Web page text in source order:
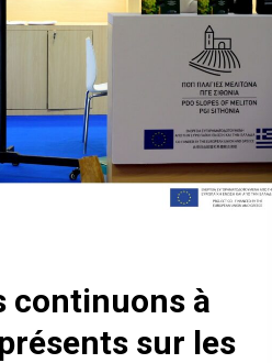
continuons à
sur les